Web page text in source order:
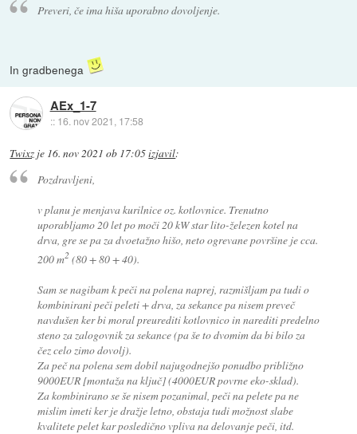
Preveri, če ima hiša uporabno dovoljenje.
In gradbenega
AEx_1-7
:: 16. nov 2021, 17:58
Twixz je 16. nov 2021 ob 17:05izjavil:
Pozdravljeni,
v planu je menjava kurilnice oz. kotlovnice. Trenutno
uporabljamo 20 let po moči 20 kW star lito-železen kotel na
drva, gre se pa za dvoetažno hišo, neto ogrevane površine je cca.
200 m2 (80 + 80 + 40).
Sam se nagibam k peči na polena naprej, razmišljam pa tudi o
kombinirani peči peleti + drva, za sekance pa nisem preveč
navdušen ker bi moral preurediti kotlovnico in narediti predelno
steno za zalogovnik za sekance (pa še to dvomim da bi bilo za
čez celo zimo dovolj).
Za peč na polena sem dobil najugodnejšo ponudbo približno
9000EUR [montaža na ključ] (4000EUR povrne eko-sklad).
Za kombinirano se še nisem pozanimal, peči na pelete pa ne
mislim imeti ker je dražje letno, obstaja tudi možnost slabe
kvalitete pelet kar posledično vpliva na delovanje peči, itd.